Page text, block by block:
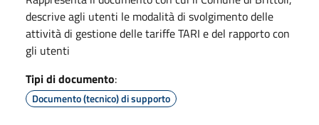
descrive agli utenti le modalità di svolgimento delle
attività di gestione delle tariffe TARI e del rapporto con
gli utenti
Tipi di documento:
Documento (tecnico) di supporto